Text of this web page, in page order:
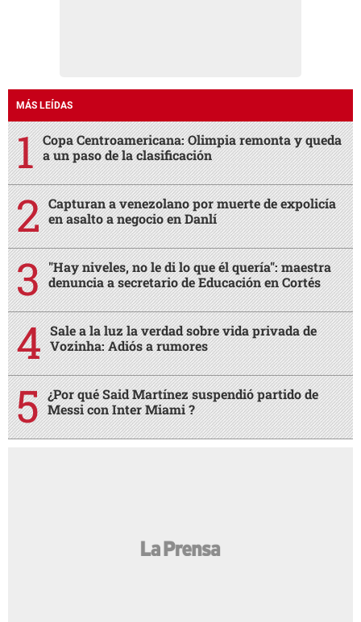
MÁS LEÍDAS
Copa Centroamericana: Olimpia remonta y queda
a un paso de la clasificación
Capturan a venezolano por muerte de expolicía
en asalto a negocio en Danlí
"Hay niveles, no le di lo que él quería": maestra
denuncia a secretario de Educación en Cortés
Sale a la luz la verdad sobre vida privada de
Vozinha: Adiós a rumores
¿Por qué Said Martínez suspendió partido de
Messi con Inter Miami ?